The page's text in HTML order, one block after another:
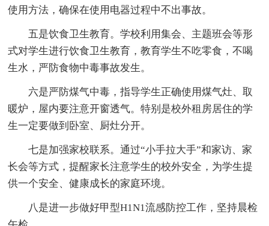
使用方法，确保在使用电器过程中不出事故。
五是饮食卫生教育。学校利用集会、主题班会等形
式对学生进行饮食卫生教育，教育学生不吃零食，不喝
生水，严防食物中毒事故发生。
六是严防煤气中毒，指导学生正确使用煤气灶、取
暖炉，屋内要注意开窗透气。特别是校外租房居住的学
生一定要做到卧室、厨灶分开。
七是加强家校联系。通过“小手拉大手”和家访、家
长会等方式，提醒家长注意学生的校外安全，为学生提
供一个安全、健康成长的家庭环境。
八是进一步做好甲型H1N1流感防控工作，坚持晨检